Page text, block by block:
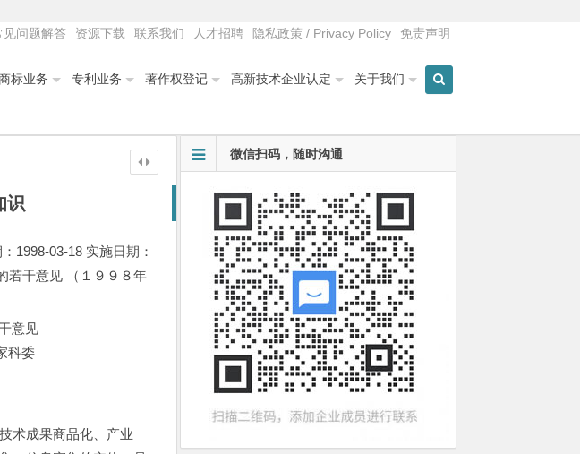
见问题解答 资源下载 联系我们 人才招聘 隐私政策 / Privacy Policy 免责声明
标业务 专利业务 著作权登记 高新技术企业认定 关于我们
识
1998-03-18 实施日期：
若干意见 （１９９８年
意见
科委
术成果商品化、产业
微信扫码，随时沟通